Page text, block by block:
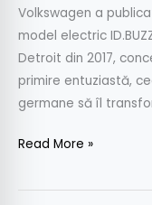
Volkswagen a
model electric
Detroit din 2017,
primire entuziastă,
germane să îl
Read More »